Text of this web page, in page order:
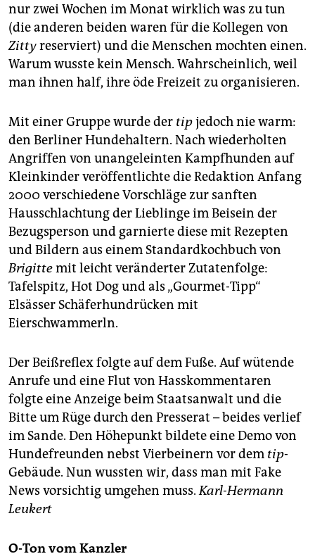
nur zwei Wochen im Monat wirklich was zu tun
(die anderen beiden waren für die Kollegen von
Zittyreserviert) und die Menschen mochten einen.
Warum wusste kein Mensch. Wahrscheinlich, weil
man ihnen half, ihre öde Freizeit zu organisieren.
Mit einer Gruppe wurde der tipjedoch nie warm:
den Berliner Hundehaltern. Nach wiederholten
Angriffen von unangeleinten Kampfhunden auf
Kleinkinder veröffentlichte die Redaktion Anfang
2000 verschiedene Vorschläge zur sanften
Hausschlachtung der Lieblinge im Beisein der
Bezugsperson und garnierte diese mit Rezepten
und Bildern aus einem Standardkochbuch von
Brigittemit leicht veränderter Zutatenfolge:
Tafelspitz, Hot Dog und als „Gourmet-Tipp“
Elsässer Schäferhundrücken mit
Eierschwammerln.
Der Beißreflex folgte auf dem Fuße. Auf wütende
Anrufe und eine Flut von Hasskommentaren
folgte eine Anzeige beim Staatsanwalt und die
Bitte um Rüge durch den Presserat – beides verlief
im Sande. Den Höhepunkt bildete eine Demo von
Hundefreunden nebst Vierbeinern vor dem tip-
Gebäude. Nun wussten wir, dass man mit Fake
News vorsichtig umgehen muss.Karl-Hermann
Leukert
O-Ton vom Kanzler